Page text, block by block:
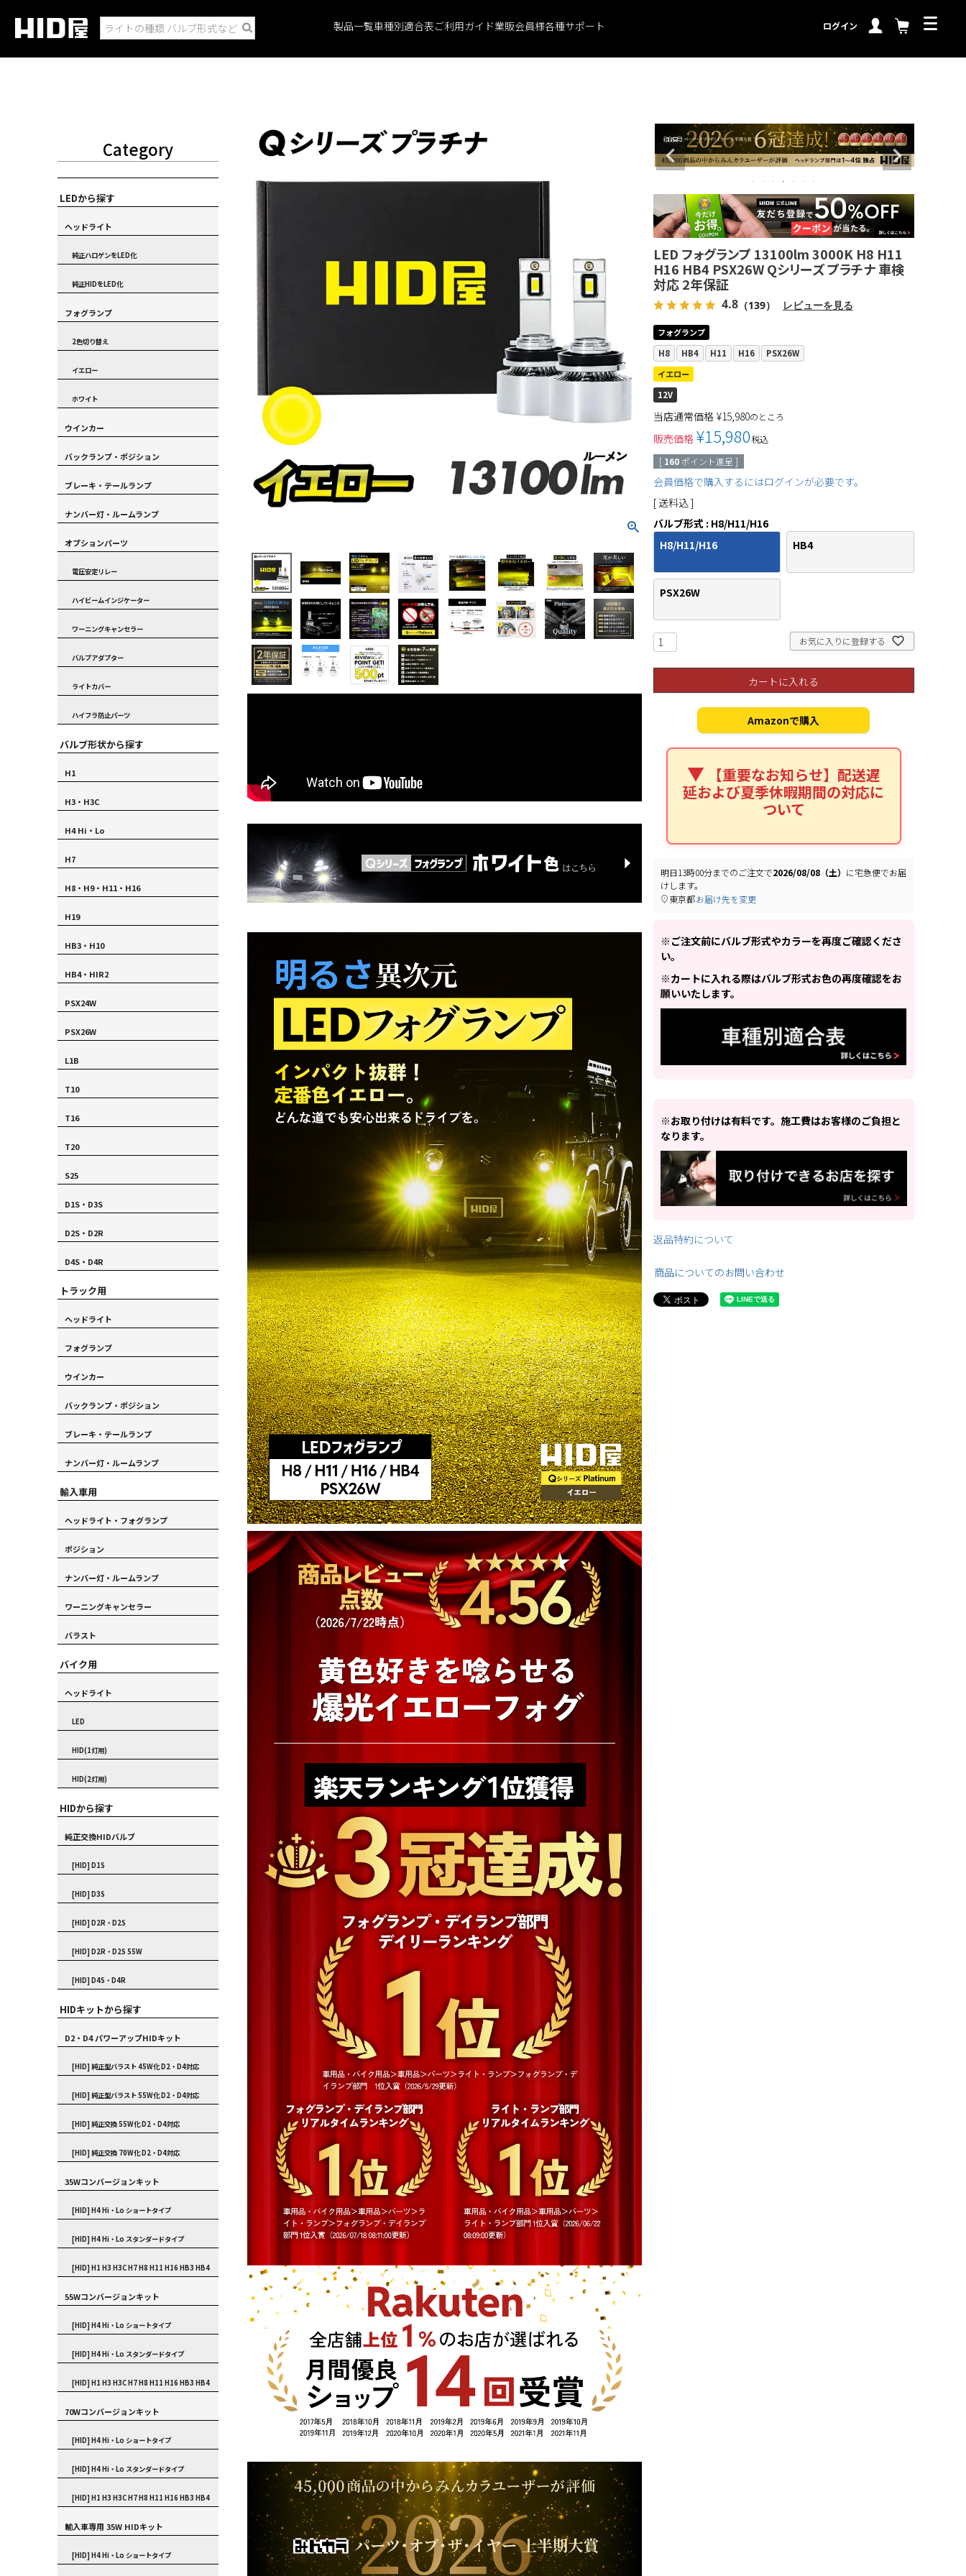
製品一覧車種別適合表ご利用ガイド業販会員様各種サポート ログイン
Category
LEDから探す
ヘッドライト
純正ハロゲンをLED化
純正HIDをLED化
フォグランプ
2色切り替え
イエロー
ホワイト
ウインカー
バックランプ・ポジション
ブレーキ・テールランプ
ナンバー灯・ルームランプ
オプションパーツ
電圧安定リレー
ハイビームインジケーター
ワーニングキャンセラー
バルブアダプター
ライトカバー
ハイフラ防止パーツ
バルブ形状から探す
H1
H3・H3C
H4 Hi・Lo
H7
H8・H9・H11・H16
H19
HB3・H10
HB4・HIR2
PSX24W
PSX26W
L1B
T10
T16
T20
S25
D1S・D3S
D2S・D2R
D4S・D4R
トラック用
ヘッドライト
フォグランプ
ウインカー
バックランプ・ポジション
ブレーキ・テールランプ
ナンバー灯・ルームランプ
輸入車用
ヘッドライト・フォグランプ
ポジション
ナンバー灯・ルームランプ
ワーニングキャンセラー
バラスト
バイク用
ヘッドライト
LED
HID(1灯用)
HID(2灯用)
HIDから探す
純正交換HIDバルブ
[HID] D1S
[HID] D3S
[HID] D2R・D2S
[HID] D2R・D2S 55W
[HID] D4S・D4R
HIDキットから探す
D2・D4 パワーアップHIDキット
[HID] 純正型バラスト 45W化 D2・D4対応
[HID] 純正型バラスト 55W化 D2・D4対応
[HID] 純正交換 55W化 D2・D4対応
[HID] 純正交換 70W化 D2・D4対応
35Wコンバージョンキット
[HID] H4 Hi・Lo ショートタイプ
[HID] H4 Hi・Lo スタンダードタイプ
[HID] H1 H3 H3C H7 H8 H11 H16 HB3 HB4
55Wコンバージョンキット
[HID] H4 Hi・Lo ショートタイプ
[HID] H4 Hi・Lo スタンダードタイプ
[HID] H1 H3 H3C H7 H8 H11 H16 HB3 HB4
70Wコンバージョンキット
[HID] H4 Hi・Lo ショートタイプ
[HID] H4 Hi・Lo スタンダードタイプ
[HID] H1 H3 H3C H7 H8 H11 H16 HB3 HB4
輸入車専用 35W HIDキット
[HID] H4 Hi・Lo ショートタイプ
LED フォグランプ 13100lm 3000K H8 H11
H16 HB4 PSX26W Qシリーズ プラチナ 車検
対応 2年保証
4.8（139） レビューを見る
フォグランプ
H8
HB4 H11 H16
PSX26W
イエロー
12V
当店通常価格 ¥15,980のところ
販売価格 ¥15,980税込
[ 160 ポイント進呈 ]
会員価格で購入するにはログインが必要です。
送料込
バルブ形式 H8/H11/H16
H8/H11/H16
HB4
PSX26W
お気に入りに登録する
カートに入れる
Amazonで購入
【重要なお知らせ】配送遅
延および夏季休暇期間の対応に
ついて
明日13時00分までのご注文で2026/08/08（土） に宅急便でお届
けします。
東京都お届け先を変更
※ご注文前にバルブ形式やカラーを再度ご確認くださ
い。
※カートに入れる際はバルブ形式お色の再度確認をお
願いいたします。
※お取り付けは有料です。施工費はお客様のご負担と
なります。
返品特約について
商品についてのお問い合わせ